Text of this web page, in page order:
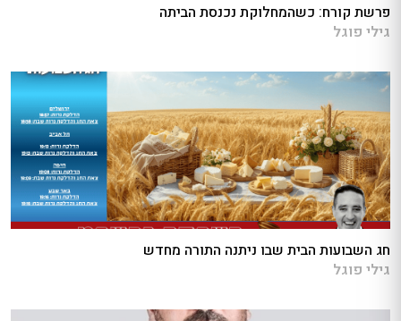
פרשת קורח: כשהמחלוקת נכנסת הביתה
גילי פוגל
חג השבועות הבית שבו ניתנה התורה מחדש
גילי פוגל